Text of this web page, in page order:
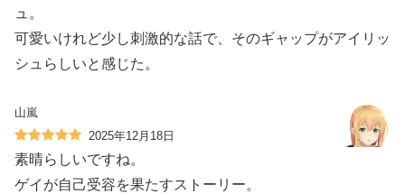
ュ。
可愛いけれど少し刺激的な話で、そのギャップがアイリッ
シュらしいと感じた。
山嵐
2025年12月18日
素晴らしいですね。
ゲイが自己受容を果たすストーリー。